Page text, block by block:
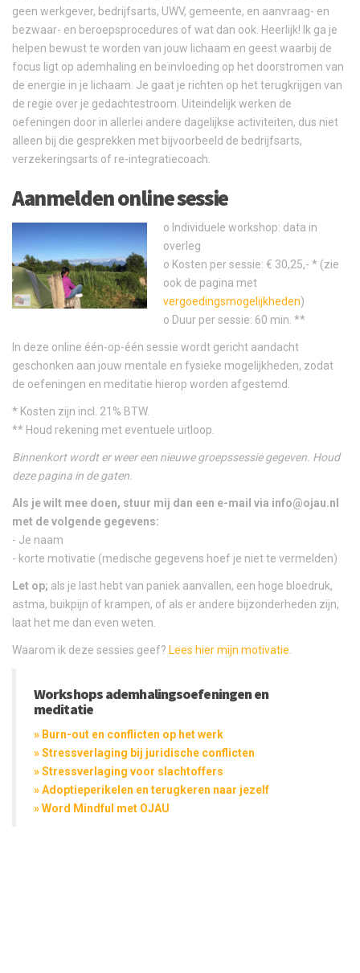
geen werkgever, bedrijfsarts, UWV, gemeente, en aanvraag- en
bezwaar- en beroepsprocedures of wat dan ook. Heerlijk! Ik ga je
helpen bewust te worden van jouw lichaam en geest waarbij de
focus ligt op ademhaling en beïnvloeding op het doorstromen van
de energie in je lichaam. Je gaat je richten op het terugkrijgen van
de regie over je gedachtestroom. Uiteindelijk werken de
oefeningen door in allerlei andere dagelijkse activiteiten, dus niet
alleen bij die gesprekken met bijvoorbeeld de bedrijfsarts,
verzekeringsarts of re-integratiecoach.
Aanmelden online sessie
o Individuele workshop: data in
overleg
o Kosten per sessie: € 30,25,- * (zie
ook de pagina met
vergoedingsmogelijkheden)
o Duur per sessie: 60 min. **
In deze online één-op-één sessie wordt gericht aandacht
geschonken aan jouw mentale en fysieke mogelijkheden, zodat
de oefeningen en meditatie hierop worden afgestemd.
* Kosten zijn incl. 21% BTW.
** Houd rekening met eventuele uitloop.
Binnenkort wordt er weer een nieuwe groepssessie gegeven. Houd
deze pagina in de gaten.
Als je wilt mee doen, stuur mij dan een e-mail via info@ojau.nl
met de volgende gegevens:
- Je naam
- korte motivatie (medische gegevens hoef je niet te vermelden)
Let op; als je last hebt van paniek aanvallen, een hoge bloedruk,
astma, buikpijn of krampen, of als er andere bijzonderheden zijn,
laat het me dan even weten.
Waarom ik deze sessies geef? Lees hier mijn motivatie
Workshops ademhalingsoefeningen en
meditatie
» Burn-out en conflicten op het werk
» Stressverlaging bij juridische conflicten
» Stressverlaging voor slachtoffers
» Adoptieperikelen en terugkeren naar jezelf
» Word Mindful met OJAU